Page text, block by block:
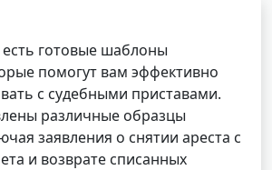
есть готовые шаблоны
помогут вам эффективно
с судебными приставами.
различные образцы
заявления о снятии ареста с
и возврате списанных